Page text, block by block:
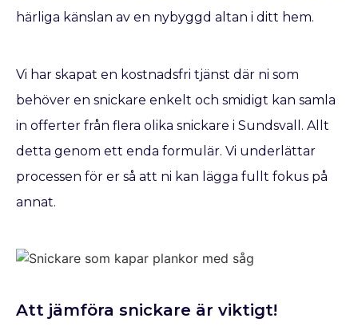
härliga känslan av en nybyggd altan i ditt hem.
Vi har skapat en kostnadsfri tjänst där ni som
behöver en snickare enkelt och smidigt kan samla
in offerter från flera olika snickare i Sundsvall. Allt
detta genom ett enda formulär. Vi underlättar
processen för er så att ni kan lägga fullt fokus på
annat.
Att jämföra snickare är viktigt!